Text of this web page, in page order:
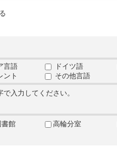
言語 ドイツ語
ント
その他言語
入力してください。
書館 高輪分室